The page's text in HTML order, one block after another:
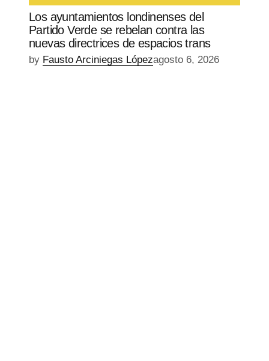
Los ayuntamientos londinenses del
Partido Verde se rebelan contra las
nuevas directrices de espacios trans
by Fausto Arciniegas Lópezagosto 6, 2026